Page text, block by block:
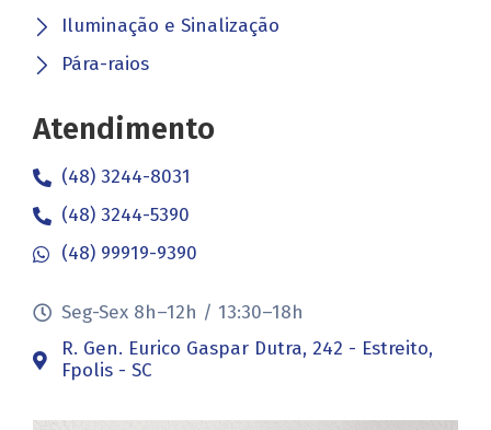
Iluminação e Sinalização
Pára-raios
Atendimento
(48) 3244-8031
(48) 3244-5390
(48) 99919-9390
Seg-Sex 8h–12h / 13:30–18h
R. Gen. Eurico Gaspar Dutra, 242 - Estreito,
Fpolis - SC